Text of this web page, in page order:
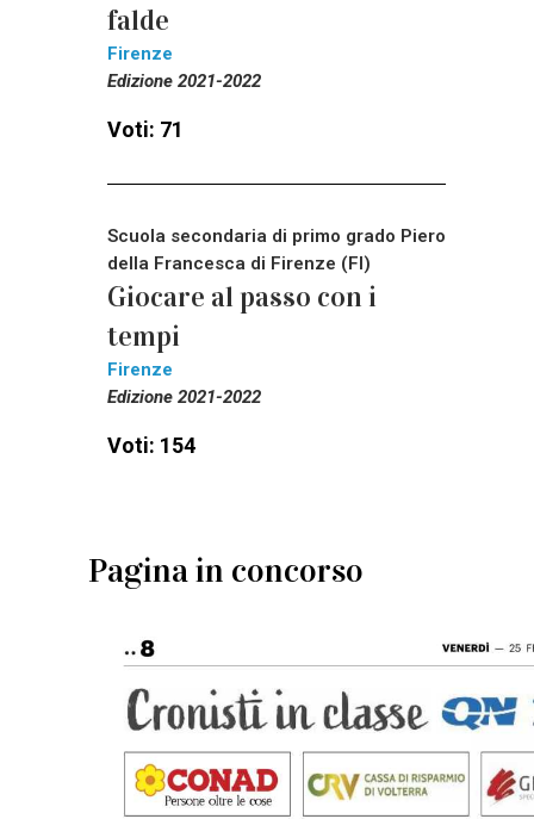
falde
Firenze
Edizione 2021-2022
Voti: 71
Scuola secondaria di primo grado Piero
della Francesca di Firenze (FI)
Giocare al passo con i
tempi
Firenze
Edizione 2021-2022
Voti: 154
Pagina in concorso